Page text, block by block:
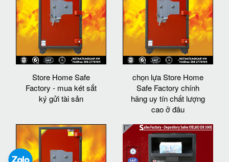
Store Home Safe
Factory - mua két sắt
ký gửi tài sản
chọn lựa Store Home
Safe Factory chính
hãng uy tín chất lượng
cao ở đâu